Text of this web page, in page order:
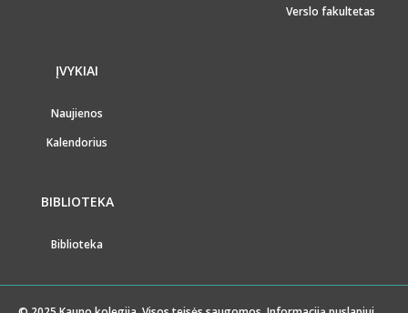
Verslo fakultetas
ĮVYKIAI
Naujienos
Kalendorius
BIBLIOTEKA
Biblioteka